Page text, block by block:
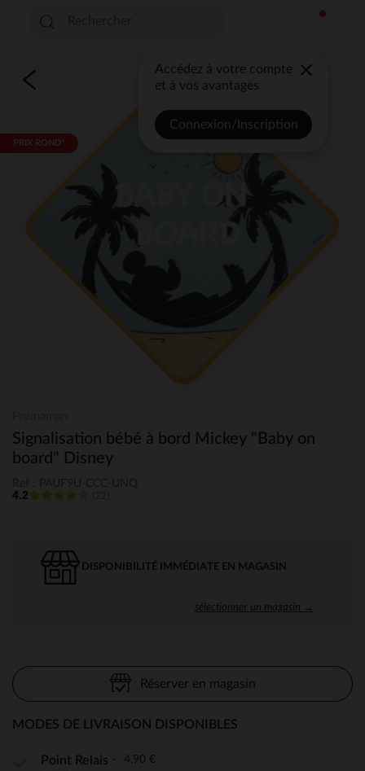
Accédez à votre compte
et à vos avantages
Connexion/Inscription
PRIX ROND*
Signalisation bébé à bord Mickey "Baby on
board" Disney
4.2
DISPONIBILITÉ IMMÉDIATE EN MAGASIN
sélectionner un magasin →
Réserver en magasin
MODES DE LIVRAISON DISPONIBLES
Point Relais 4,90 €